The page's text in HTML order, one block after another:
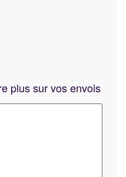
plus sur vos envois